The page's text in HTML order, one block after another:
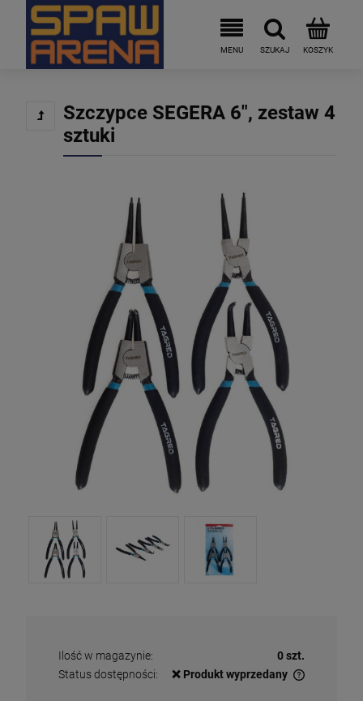
Szczypce SEGERA 6", zestaw 4
sztuki
Ilość w magazynie:
0 szt.
Status dostępności:
❌ Produkt wyprzedany